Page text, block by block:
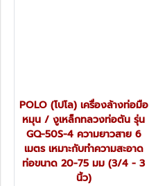
POLO (โปโล) เครื่องล้างท่อมือ
หมุน / งูเหล็กทลวงท่อตัน รุ่น
GQ-50S-4 ความยาวสาย 6
เมตร เหมาะกับทำความสะอาด
ท่อขนาด 20-75 มม (3/4 - 3
นิ้ว)